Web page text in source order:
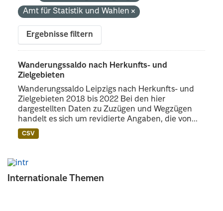
Internationale Themen
Amt für Statistik und Wahlen
Ergebnisse filtern
Wanderungssaldo nach Herkunfts- und
Zielgebieten
Wanderungssaldo Leipzigs nach Herkunfts- und
Zielgebieten 2018 bis 2022 Bei den hier
dargestellten Daten zu Zuzügen und Wegzügen
handelt es sich um revidierte Angaben, die von...
CSV